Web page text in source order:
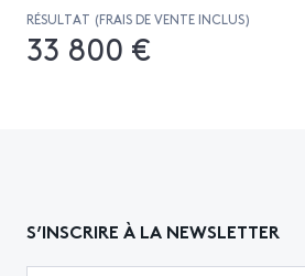
RÉSULTAT (FRAIS DE VENTE INCLUS)
33 800 €
S’INSCRIRE À LA NEWSLETTER